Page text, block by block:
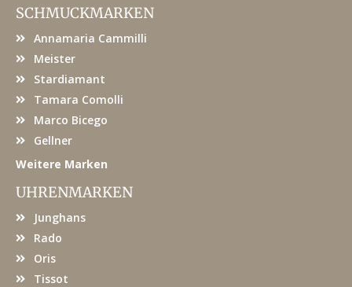
e
b
o
SCHMUCKMARKEN
Annamaria Cammilli
Meister
Stardiamant
Tamara Comolli
Marco Bicego
Gellner
Weitere Marken
UHRENMARKEN
Junghans
Rado
Oris
Tissot